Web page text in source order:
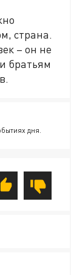
страна.
– он не
братьям
дня.